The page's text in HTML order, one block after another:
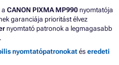
CANON PIXMA MP990 nyomtatója
garanciája prioritást élvez
nyomtató patronok a legmagasabb
nyomtatópatronokatéseredeti